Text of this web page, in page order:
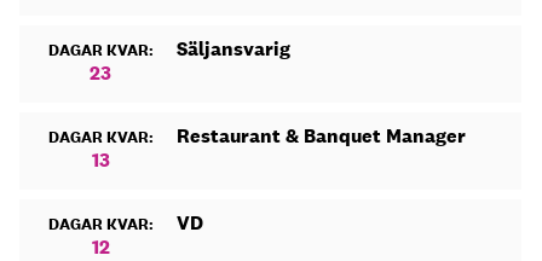
DAGAR KVAR:
23
Säljansvarig
DAGAR KVAR:
13
Restaurant & Banquet Manager
DAGAR KVAR:
12
VD